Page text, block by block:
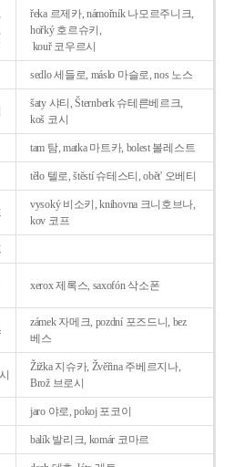
řeka 르제카, námořník 나모르주니크,
hořký 호르슈키,
kouř 코우르시
sedlo 세들로, máslo 마슬로, nos 노스
šaty 샤티, Šternberk 슈테른베르크,
koš 코시
tam 탐, matka 마트카, bolest 볼레스트
tělo 텔로, štěstí 슈테스티, obět' 오베티
vysoký 비소키, knihovna 크니호브나,
kov 코프
xerox 제록스, saxofón 삭소폰
zámek 자메크, pozdní 포즈드니, bez
베스
Žižka 지슈카, Žvěřina 주베르지나,
Brož 브로시
jaro 야로, pokoj 포코이
balík 발리크, komár 코마르